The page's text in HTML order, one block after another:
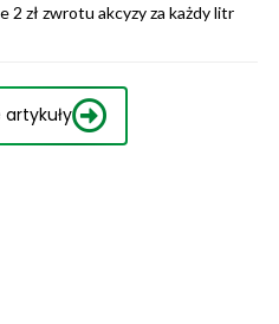
2 zł zwrotu akcyzy za każdy litr
artykuły